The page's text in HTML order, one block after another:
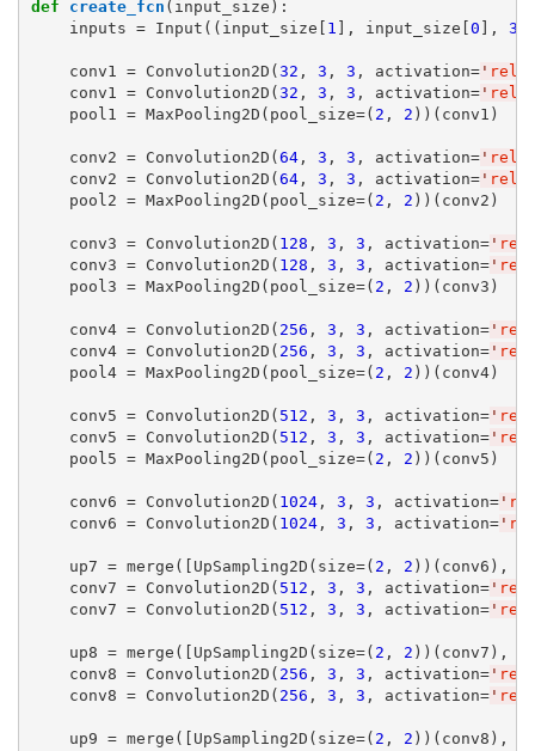
def create_fcn (input_size):
    inputs = Input((input_size[
1 ], input_size[ 0 ], 3
    conv1 = Convolution2D(
32 , 3 , 3 , activation=' relu
    conv1 = Convolution2D(
32 , 3 , 3 , activation=' relu
    pool1 = MaxPooling2D(pool_size=(
2 , 2 ))(conv1)
    conv2 = Convolution2D(
64, 3 , 3 , activation=' relu
    conv2 = Convolution2D(
64, 3 , 3 , activation=' relu
    pool2 = MaxPooling2D(pool_size=(
2 , 2 ))(conv2)
    conv3 = Convolution2D(
128 , 3 , 3 , activation='
    conv3 = Convolution2D(
128 , 3 , 3 , activation='
    pool3 = MaxPooling2D(pool_size=(
2 , 2 ))(conv3)
    conv4 = Convolution2D(
256 , 3 , 3 , activation='
    conv4 = Convolution2D(
256 , 3 , 3 , activation='
    pool4 = MaxPooling2D(pool_size=(
2 , 2 ))(conv4)
    conv5 = Convolution2D(
512 , 3 , 3 , activation='
    conv5 = Convolution2D(
512 , 3 , 3 , activation='
    pool5 = MaxPooling2D(pool_size=(
2 , 2 ))(conv5)
    conv6 = Convolution2D(
1024, 3 , 3 , activation='
    conv6 = Convolution2D(
1024, 3 , 3 , activation='
    up7 = merge([UpSampling2D(size=(
2 , 2 ))(conv6),
    conv7 = Convolution2D(
512 , 3 , 3 , activation='
    conv7 = Convolution2D(
512 , 3 , 3 , activation='
    up8 = merge([UpSampling2D(size=(
2 , 2 ))(conv7),
    conv8 = Convolution2D(
256 , 3 , 3 , activation='
    conv8 = Convolution2D(
256 , 3 , 3 , activation='
    up9 = merge([UpSampling2D(size=(
2 , 2 ))(conv8),